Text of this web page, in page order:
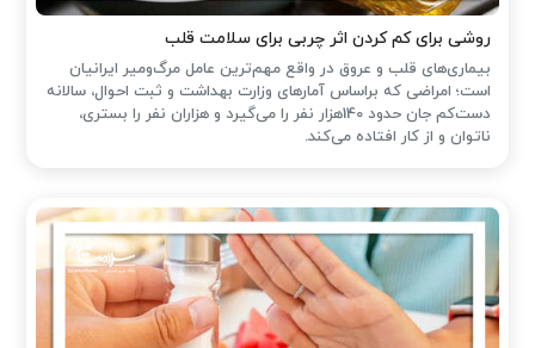
روشی برای کم کردن اثر چربی برای سلامت قلب
بیماری‌های قلب و عروق در واقع مهم‌ترین عامل مرگ‌ومیر ایرانیان
است؛ امراضی که براساس آمارهای وزارت بهداشت و ثبت احوال، سالانه
دست‌کم جان حدود 140هزار نفر را می‌گیرد و هزاران نفر را بستری،
ناتوان و از کار افتاده می‌کند.